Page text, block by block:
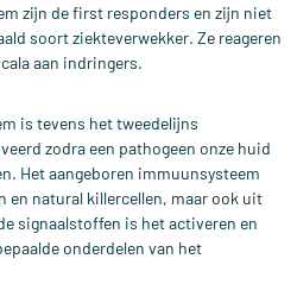
zijn de first responders en zijn niet
soort ziekteverwekker. Ze reageren
aan indringers.
is tevens het tweedelijns
zodra een pathogeen onze huid
Het aangeboren immuunsysteem
en natural killercellen, maar ook uit
signaalstoffen is het activeren en
onderdelen van het